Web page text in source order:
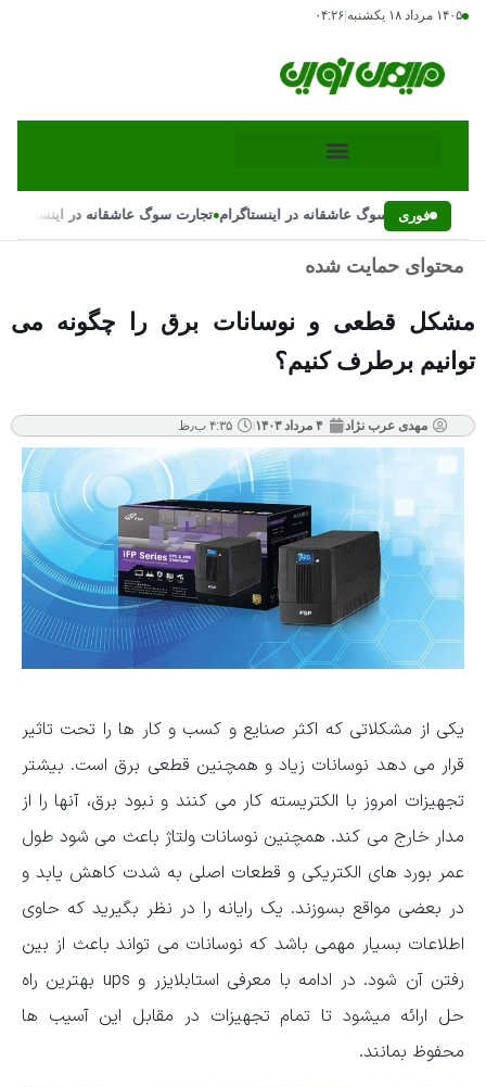
۱۴۰۵ مرداد ۱۸ یکشنبه ۰۴:۲۶
فوری
تجارت سوگ عاشقانه در اینستاگرام•تجارت سوگ عاشقانه در اینستاگرام
محتوای حمایت شده
مشکل قطعی و نوسانات برق را چگونه می
توانیم برطرف کنیم؟
مهدی عرب نژاد ۴ مرداد ۱۴۰۳ ۴:۳۵ ب٫ظ
یکی از مشکلاتی که اکثر صنایع و کسب و کار ها را تحت تاثیر
قرار می دهد نوسانات زیاد و همچنین قطعی برق است. بیشتر
تجهیزات امروز با الکتریسته کار می کنند و نبود برق، آنها را از
مدار خارج می کند. همچنین نوسانات ولتاژ باعث می شود طول
عمر بورد های الکتریکی و قطعات اصلی به شدت کاهش یابد و
در بعضی مواقع بسوزند. یک رایانه را در نظر بگیرید که حاوی
اطلاعات بسیار مهمی باشد که نوسانات می تواند باعث از بین
رفتن آن شود. در ادامه با معرفی استابلایزر و ups بهترین راه
حل ارائه میشود تا تمام تجهیزات در مقابل این آسیب ها
محفوظ بمانند.